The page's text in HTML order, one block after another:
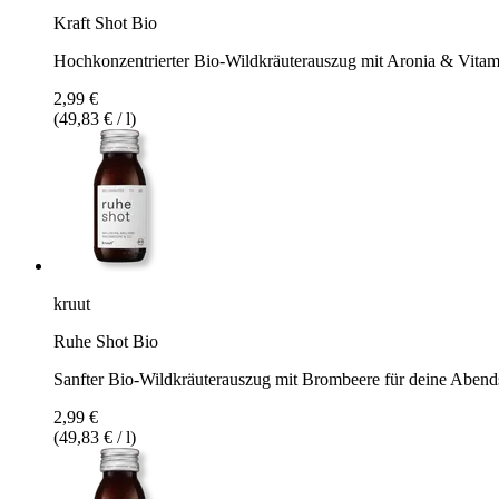
Kraft Shot Bio
Hochkonzentrierter Bio-Wildkräuterauszug mit Aronia &
2,99 €
(49,83 € / l)
kruut
Ruhe Shot Bio
Sanfter Bio-Wildkräuterauszug mit Brombeere für deine
2,99 €
(49,83 € / l)